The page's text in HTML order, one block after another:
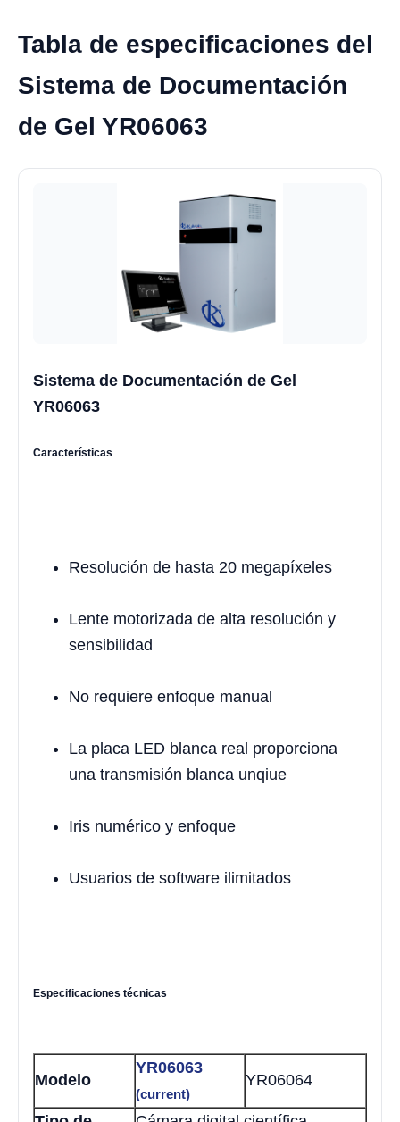
Tabla de especificaciones del
Sistema de Documentación
de Gel YR06063
Sistema de Documentación de Gel
YR06063
Características
Resolución de hasta 20 megapíxeles
Lente motorizada de alta resolución y
sensibilidad
No requiere enfoque manual
La placa LED blanca real proporciona
una transmisión blanca unqiue
Iris numérico y enfoque
Usuarios de software ilimitados
Especificaciones técnicas
Modelo
YR06063
(current)
YR06064